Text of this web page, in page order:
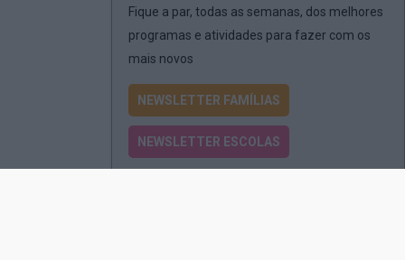
Fique a par, todas as semanas, dos melhores
programas e atividades para fazer com os
mais novos
NEWSLETTER FAMÍLIAS
NEWSLETTER ESCOLAS